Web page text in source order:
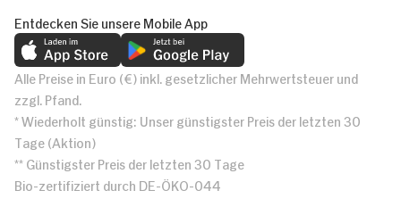
Entdecken Sie unsere Mobile App
Alle Preise in Euro (€) inkl. gesetzlicher Mehrwertsteuer und
zzgl. Pfand.
* Wiederholt günstig: Unser günstigster Preis der letzten 30
Tage (Aktion)
** Günstigster Preis der letzten 30 Tage
Bio-zertifiziert durch DE-ÖKO-044